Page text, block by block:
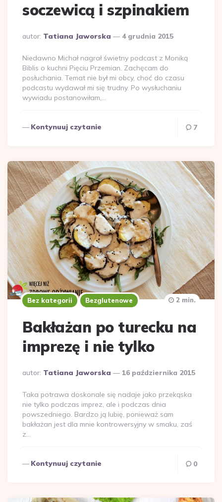
soczewicą i szpinakiem
Dodane
autor: Tatiana Jaworska 4 grudnia 2015
Niedawno Michał nagrał świetny podcast z Moniką
Biblis o kuchni Pięciu Przemian. Zachęcam do
posłuchania. Temat nie był mi obcy, choć do czasu
podcastu wydawał mi się trudny. Po wysłuchaniu
wywiadu postanowiłam,…
Kontynuuj czytanie 7
Bez kategorii Bezglutenowe
Bakłażan po turecku na
imprezę i nie tylko
Dodane
autor: Tatiana Jaworska 16 października 2015
2 min.
Taka potrawa doskonale się nadaje jako przekąska
nie tylko podczas imprez, ale i podczas dnia
powszedniego. Bardzo ją lubię, ponieważ sam
bakłażan jest dla mnie kontrowersyjny w smaku, zaś
z…
Kontynuuj czytanie 0